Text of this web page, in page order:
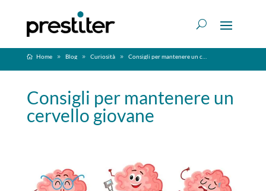
Home Blog Curiosità Consigli per mantenere un cervello giovane
Consigli per mantenere un
cervello giovane